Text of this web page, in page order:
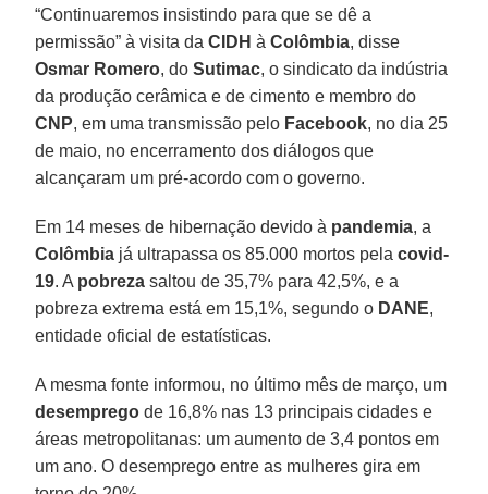
“Continuaremos insistindo para que se dê a
permissão” à visita daCIDH àColômbia, disse
Osmar Romero, doSutimac, o sindicato da indústria
da produção cerâmica e de cimento e membro do
CNP, em uma transmissão pelo Facebook, no dia 25
de maio, no encerramento dos diálogos que
alcançaram um pré-acordo com o governo.
Em 14 meses de hibernação devido à pandemia, a
Colômbia já ultrapassa os 85.000 mortos pelacovid-
19. A pobreza saltou de 35,7% para 42,5%, e a
pobreza extrema está em 15,1%, segundo o DANE,
entidade oficial de estatísticas.
A mesma fonte informou, no último mês de março, um
desemprego de 16,8% nas 13 principais cidades e
áreas metropolitanas: um aumento de 3,4 pontos em
um ano. O desemprego entre as mulheres gira em